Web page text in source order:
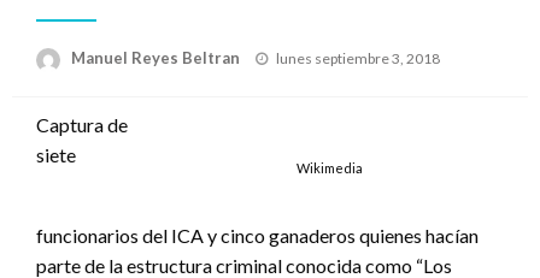
Manuel Reyes Beltran
Publicado
lunes septiembre 3, 2018
Wikimedia
Captura de
siete
funcionarios del ICA y cinco ganaderos quienes hacían
parte de la estructura criminal conocida como “Los